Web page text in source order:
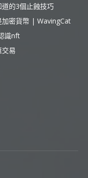
道的3個止蝕技巧
加密貨幣 | WavingCat
識nft
易